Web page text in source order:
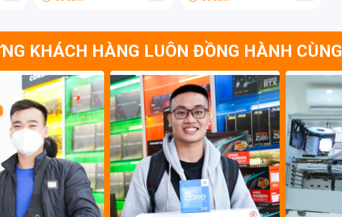
KHÁCH HÀNG LUÔN ĐỒNG HÀNH